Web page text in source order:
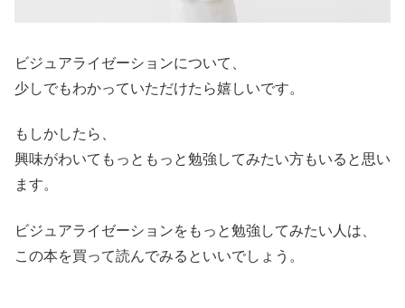
ビジュアライゼーションについて、
少しでもわかっていただけたら嬉しいです。
もしかしたら、
興味がわいてもっともっと勉強してみたい方もいると思い
ます。
ビジュアライゼーションをもっと勉強してみたい人は、
この本を買って読んでみるといいでしょう。